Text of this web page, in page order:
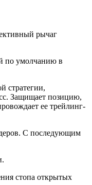
рычаг
по умолчанию в
стратегии,
Защищает позицию,
ее трейлинг-
С последующим
стопа открытых